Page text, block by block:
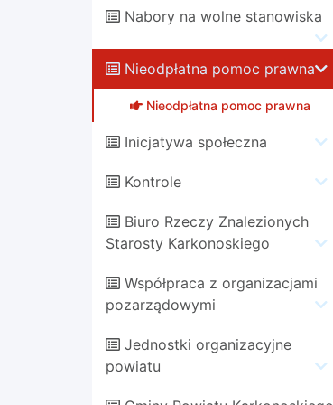
Nabory na wolne stanowiska
Nieodpłatna pomoc prawna
Nieodpłatna pomoc prawna
Inicjatywa społeczna
Kontrole
Biuro Rzeczy Znalezionych
Starosty Karkonoskiego
Współpraca z organizacjami
pozarządowymi
Jednostki organizacyjne
powiatu